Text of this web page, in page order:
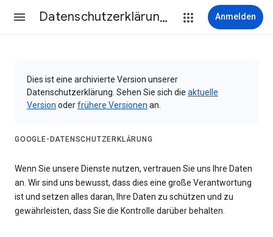
Datenschutzerklärung & Nutzungsbedingungen Anmelden
Dies ist eine archivierte Version unserer
Datenschutzerklärung. Sehen Sie sich die aktuelle
Version oderfrühere Versionen an.
GOOGLE-DATENSCHUTZERKLÄRUNG
Wenn Sie unsere Dienste nutzen, vertrauen Sie uns Ihre Daten
an. Wir sind uns bewusst, dass dies eine große Verantwortung
ist und setzen alles daran, Ihre Daten zu schützen und zu
gewährleisten, dass Sie die Kontrolle darüber behalten.